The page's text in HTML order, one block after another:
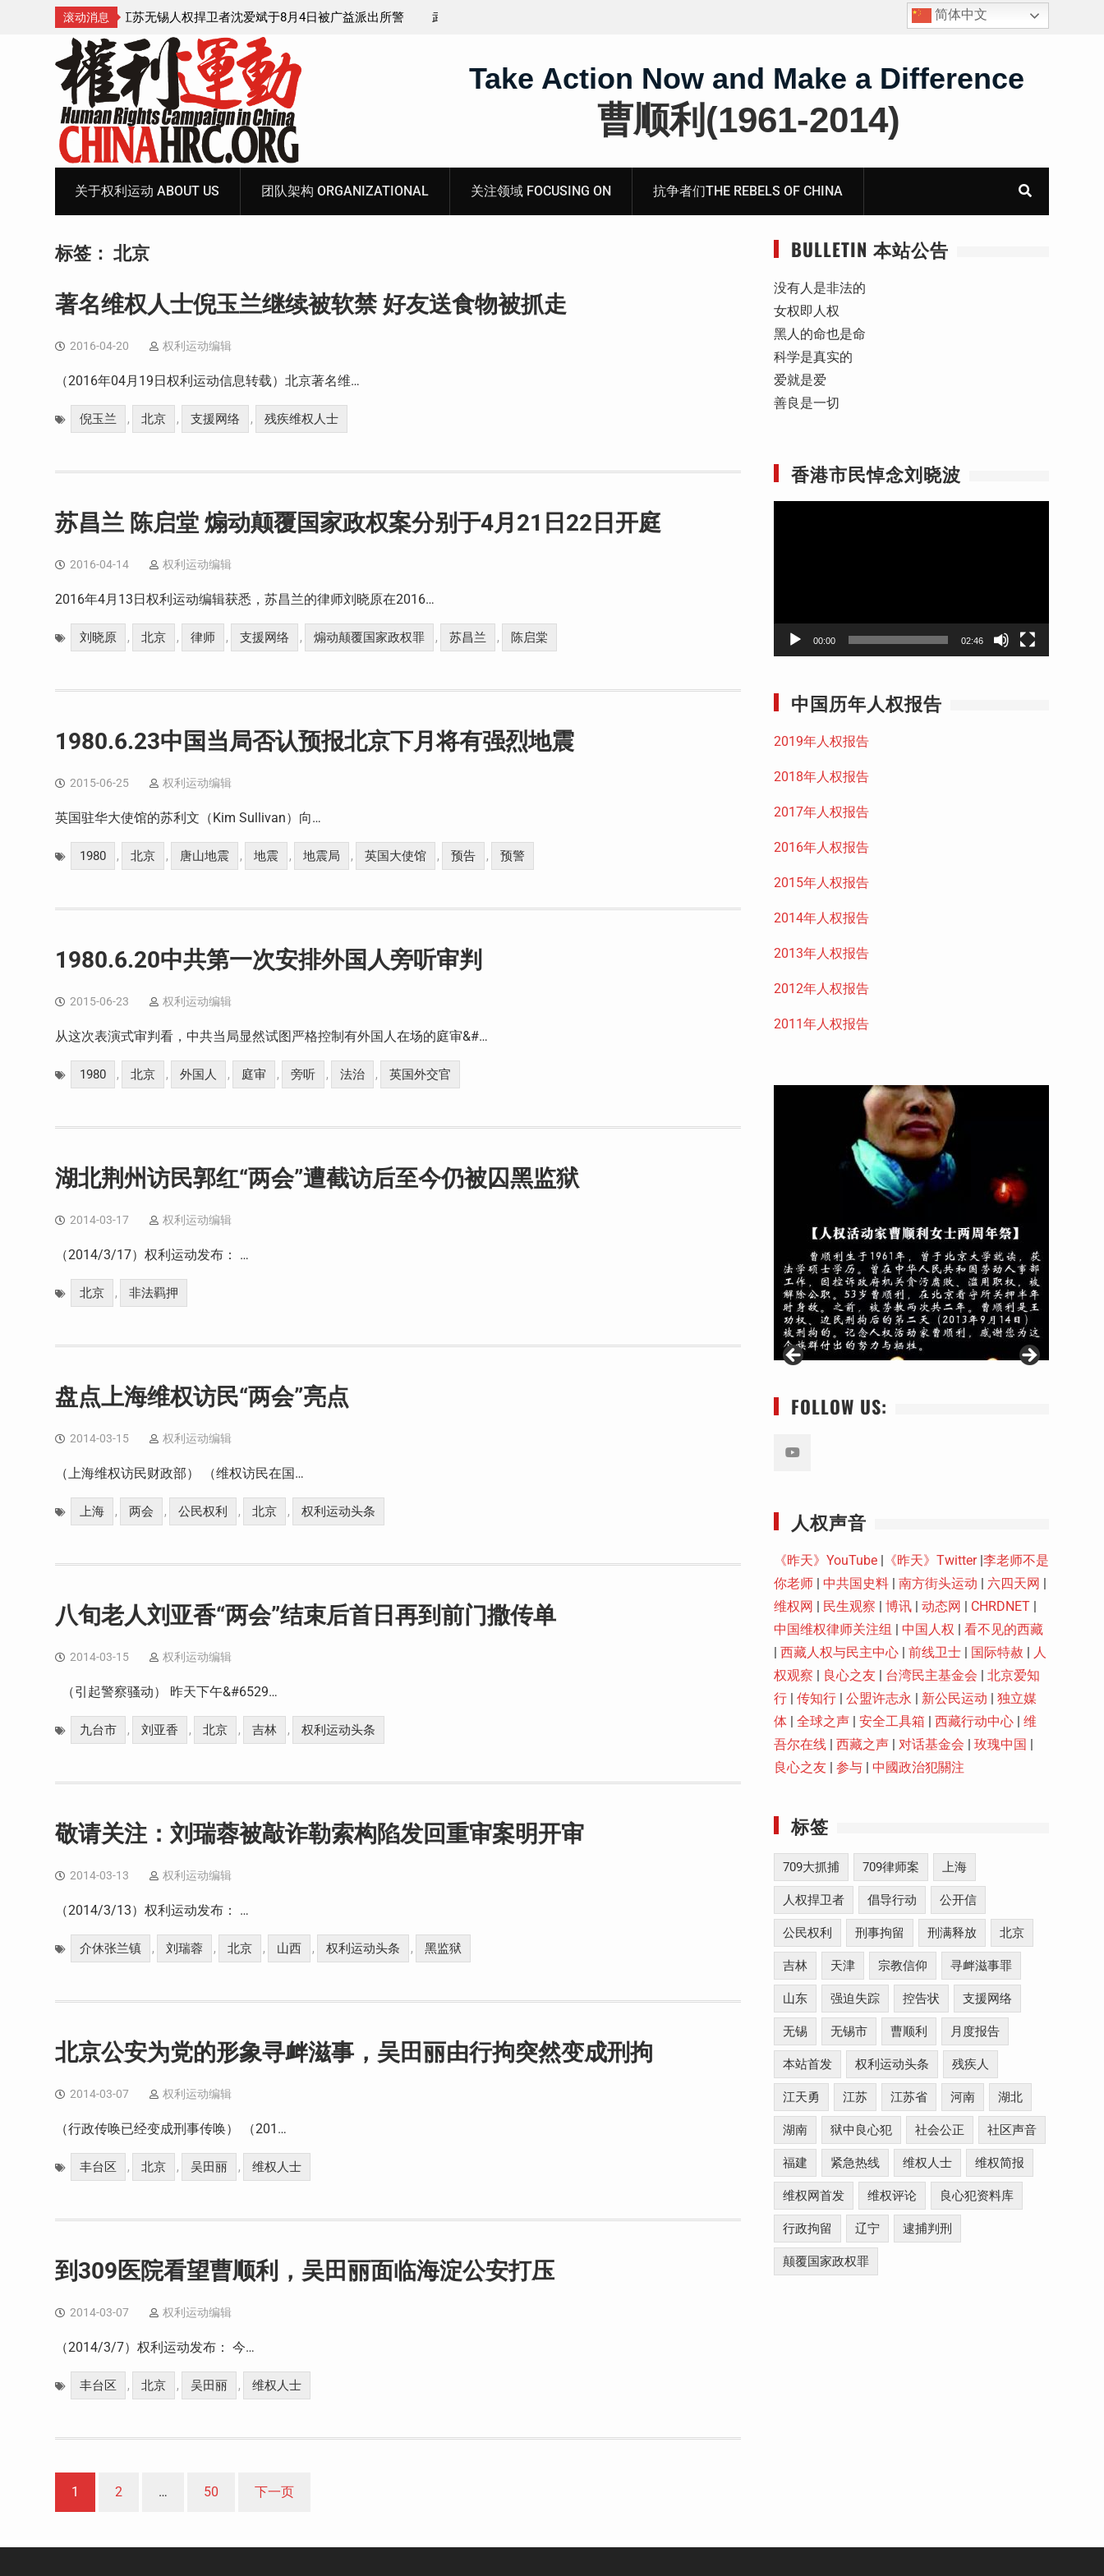
滚动消息
日被广益派出所警
带走后音信全无
武汉公民张毅于2026年7月28日被以“涉嫌煽动分裂国
家罪”执行逮捕 目前羁押在拉萨市看守所
获刑10年的“推墙大联盟案”任建平在永川监狱度过其62
简体中文
Take Action Now and Make a Difference
曹顺利(1961-2014)
关于权利运动 ABOUT US 团队架构 ORGANIZATIONAL 关注领域 FOCUSING ON 抗争者们THE REBELS OF CHINA
标签： 北京
著名维权人士倪玉兰继续被软禁 好友送食物被抓走
2016-04-20 权利运动编辑
（2016年04月19日权利运动信息转载）北京著名维…
倪玉兰 , 北京 , 支援网络 , 残疾维权人士
苏昌兰 陈启堂 煽动颠覆国家政权案分别于4月21日22日开庭
2016-04-14 权利运动编辑
2016年4月13日权利运动编辑获悉，苏昌兰的律师刘晓原在2016…
刘晓原 , 北京 , 律师 , 支援网络 , 煽动颠覆国家政权罪 , 苏昌兰 , 陈启棠
1980.6.23中国当局否认预报北京下月将有强烈地震
2015-06-25 权利运动编辑
英国驻华大使馆的苏利文（Kim Sullivan）向…
1980 , 北京 , 唐山地震 , 地震 , 地震局 , 英国大使馆 , 预告 , 预警
1980.6.20中共第一次安排外国人旁听审判
2015-06-23 权利运动编辑
从这次表演式审判看，中共当局显然试图严格控制有外国人在场的庭审&#…
1980 , 北京 , 外国人 , 庭审 , 旁听 , 法治 , 英国外交官
湖北荆州访民郭红“两会”遭截访后至今仍被囚黑监狱
2014-03-17 权利运动编辑
（2014/3/17）权利运动发布： …
北京 , 非法羁押
盘点上海维权访民“两会”亮点
2014-03-15 权利运动编辑
（上海维权访民财政部） （维权访民在国…
上海 , 两会 , 公民权利 , 北京 , 权利运动头条
八旬老人刘亚香“两会”结束后首日再到前门撒传单
2014-03-15 权利运动编辑
（引起警察骚动） 昨天下午&#6529…
九台市 , 刘亚香 , 北京 , 吉林 , 权利运动头条
敬请关注：刘瑞蓉被敲诈勒索构陷发回重审案明开审
2014-03-13 权利运动编辑
（2014/3/13）权利运动发布： …
介休张兰镇 , 刘瑞蓉 , 北京 , 山西 , 权利运动头条 , 黑监狱
北京公安为党的形象寻衅滋事，吴田丽由行拘突然变成刑拘
2014-03-07 权利运动编辑
（行政传唤已经变成刑事传唤） （201…
丰台区 , 北京 , 吴田丽 , 维权人士
到309医院看望曹顺利，吴田丽面临海淀公安打压
2014-03-07 权利运动编辑
（2014/3/7）权利运动发布： 今…
丰台区 , 北京 , 吴田丽 , 维权人士
文
1 2 … 50 下一页
BULLETIN 本站公告
没有人是非法的
女权即人权
黑人的命也是命
科学是真实的
爱就是爱
善良是一切
香港市民悼念刘晓波
00:00 02:46
中国历年人权报告
2019年人权报告
2018年人权报告
2017年人权报告
2016年人权报告
2015年人权报告
2014年人权报告
2013年人权报告
2012年人权报告
2011年人权报告
FOLLOW US:
人权声音
《昨天》YouTube | 《昨天》Twitter|李老师不是
你老师 | 中共国史料 | 南方街头运动 | 六四天网 |
维权网 | 民生观察 | 博讯 | 动态网 | CHRDNET |
中国维权律师关注组 | 中国人权 | 看不见的西藏
| 西藏人权与民主中心 | 前线卫士 | 国际特赦 | 人
权观察 | 良心之友 | 台湾民主基金会 | 北京爱知
行 | 传知行 | 公盟许志永 | 新公民运动 | 独立媒
体 | 全球之声 | 安全工具箱 | 西藏行动中心 | 维
吾尔在线 | 西藏之声 | 对话基金会 | 玫瑰中国 |
良心之友 | 参与 | 中國政治犯關注
标签
709大抓捕 709律师案 上海
人权捍卫者 倡导行动 公开信
公民权利 刑事拘留 刑满释放 北京
吉林 天津 宗教信仰 寻衅滋事罪
山东 强迫失踪 控告状 支援网络
无锡 无锡市 曹顺利 月度报告
本站首发 权利运动头条 残疾人
江天勇 江苏 江苏省 河南 湖北
湖南 狱中良心犯 社会公正 社区声音
福建 紧急热线 维权人士 维权简报
维权网首发 维权评论 良心犯资料库
行政拘留 辽宁 逮捕判刑
颠覆国家政权罪